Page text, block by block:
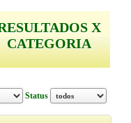
X
CATEGORIA
Status